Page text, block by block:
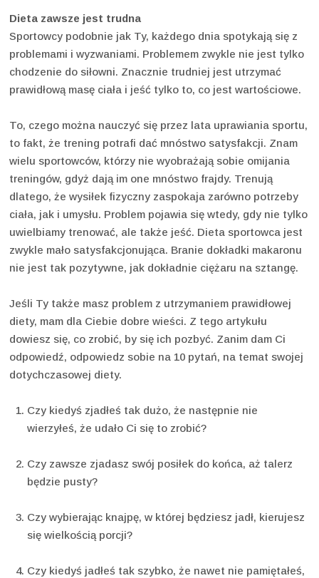
Dieta zawsze jest trudna
Sportowcy podobnie jak Ty, każdego dnia spotykają się z
problemami i wyzwaniami. Problemem zwykle nie jest tylko
chodzenie do siłowni. Znacznie trudniej jest utrzymać
prawidłową masę ciała i jeść tylko to, co jest wartościowe.
To, czego można nauczyć się przez lata uprawiania sportu,
to fakt, że trening potrafi dać mnóstwo satysfakcji. Znam
wielu sportowców, którzy nie wyobrażają sobie omijania
treningów, gdyż dają im one mnóstwo frajdy. Trenują
dlatego, że wysiłek fizyczny zaspokaja zarówno potrzeby
ciała, jak i umysłu. Problem pojawia się wtedy, gdy nie tylko
uwielbiamy trenować, ale także jeść. Dieta sportowca jest
zwykle mało satysfakcjonująca. Branie dokładki makaronu
nie jest tak pozytywne, jak dokładnie ciężaru na sztangę.
Jeśli Ty także masz problem z utrzymaniem prawidłowej
diety, mam dla Ciebie dobre wieści. Z tego artykułu
dowiesz się, co zrobić, by się ich pozbyć. Zanim dam Ci
odpowiedź, odpowiedz sobie na 10 pytań, na temat swojej
dotychczasowej diety.
Czy kiedyś zjadłeś tak dużo, że następnie nie
wierzyłeś, że udało Ci się to zrobić?
Czy zawsze zjadasz swój posiłek do końca, aż talerz
będzie pusty?
Czy wybierając knajpę, w której będziesz jadł, kierujesz
się wielkością porcji?
Czy kiedyś jadłeś tak szybko, że nawet nie pamiętałeś,